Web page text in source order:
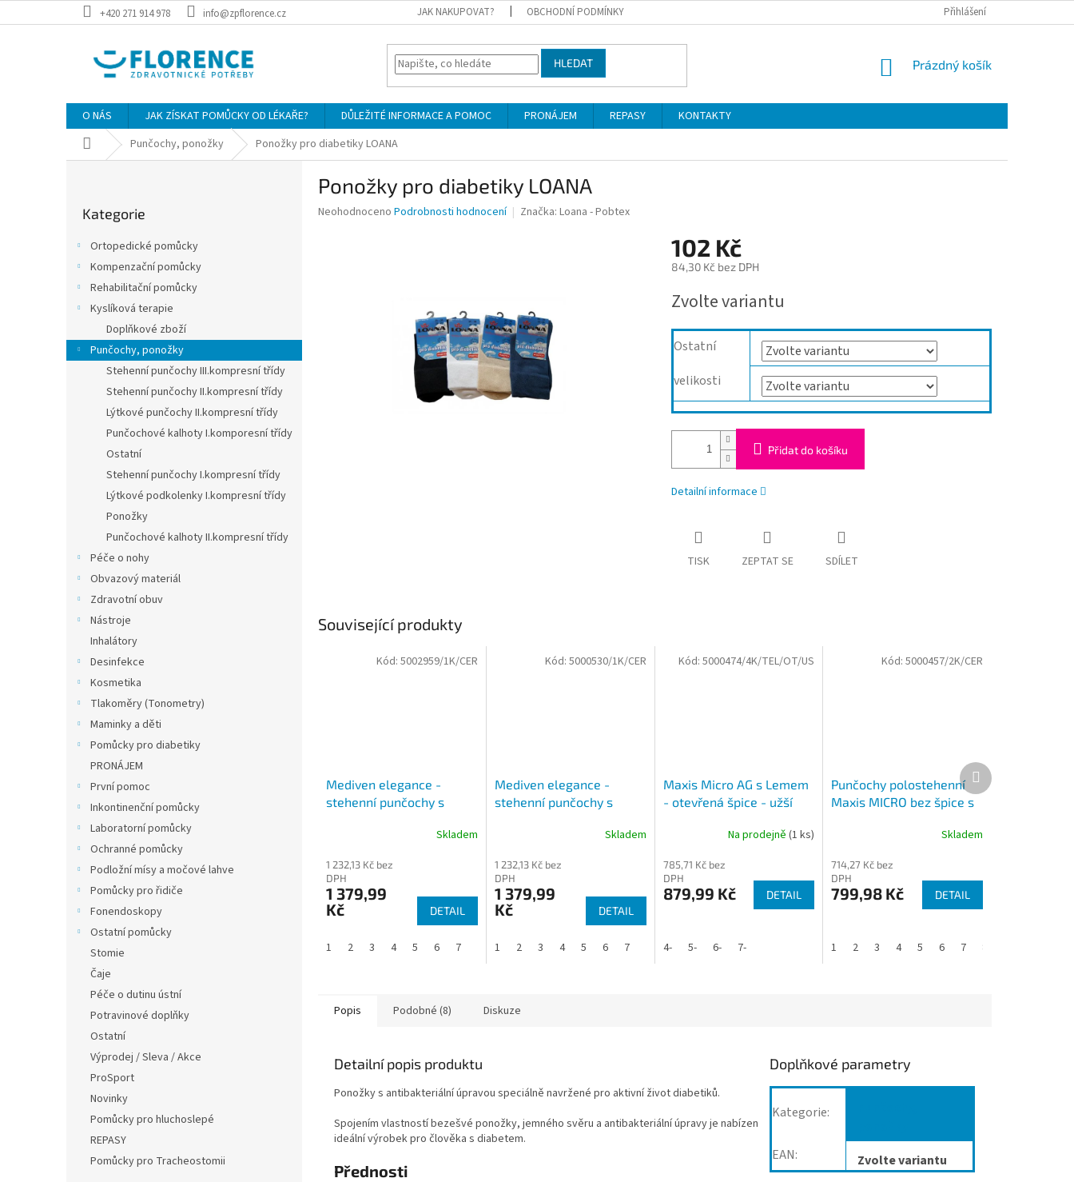
na
+420 271 914 978 info@zpflorence.cz JAK NAKUPOVAT? OBCHODNÍ PODMÍNKY Přihlášení
HLEDAT
NÁKUPNÍ
Prázdný košík
O NÁS JAK ZÍSKAT POMŮCKY OD LÉKAŘE? DŮLEŽITÉ INFORMACE A POMOC PRONÁJEM REPASY
KONTAKTY
Domů Punčochy, ponožky Ponožky pro diabetiky LOANA
a
n
kategorie
Kategorie
Ortopedické pomůcky
Kompenzační pomůcky
Rehabilitační pomůcky
Kyslíková terapie
Doplňkové zboží
Punčochy, ponožky
Stehenní punčochy III.kompresní třídy
Stehenní punčochy II.kompresní třídy
Lýtkové punčochy II.kompresní třídy
Punčochové kalhoty I.komporesní třídy
Ostatní
Stehenní punčochy I.kompresní třídy
Lýtkové podkolenky I.kompresní třídy
Ponožky
Punčochové kalhoty II.kompresní třídy
Péče o nohy
Obvazový materiál
Zdravotní obuv
Nástroje
Inhalátory
Desinfekce
Kosmetika
Tlakoměry (Tonometry)
Maminky a děti
Pomůcky pro diabetiky
PRONÁJEM
První pomoc
Inkontinenční pomůcky
Laboratorní pomůcky
Ochranné pomůcky
Podložní mísy a močové lahve
Pomůcky pro řidiče
Fonendoskopy
Ostatní pomůcky
Stomie
Čaje
Péče o dutinu ústní
Potravinové doplňky
Ostatní
Výprodej / Sleva / Akce
ProSport
Novinky
Pomůcky pro hluchoslepé
REPASY
Pomůcky pro Tracheostomii
Ponožky pro diabetiky LOANA
Průměrné
Neohodnoceno Podrobnosti hodnocení Značka: Loana - Pobtex
102 Kč
84,30 Kč bez DPH
cena:
Zvolte variantu
Ostatní
velikosti
Přidat do košíku
Detailní informace
TISK ZEPTAT SE SDÍLET
Související produkty
Mediven elegance -
stehenní punčochy s
Skladem
1 232,13 Kč bez
DPH
1 379,99
Kč
DETAIL
1 2 3 4 5 6 7
Kód: 5002959/1K/CER
Mediven elegance -
stehenní punčochy s
Skladem
1 232,13 Kč bez
DPH
1 379,99
Kč
DETAIL
1 2 3 4 5 6 7
Kód: 5000530/1K/CER
Maxis Micro AG s Lemem
- otevřená špice - užší
Na prodejně(1 ks)
785,71 Kč bez
DPH
879,99 Kč DETAIL
4- 5- 6- 7-
Kód:5000474/4K/TEL/OT/US
Punčochy polostehenní
Maxis MICRO bez špice s
Skladem
714,27 Kč bez
DPH
799,98 Kč DETAIL
1 2 3 4 5 6 7 8
Kód: 5000457/2K/CER
Další
produkt
Popis Podobné (8) Diskuze
Detailní popis produktu
Ponožky s antibakteriální úpravou speciálně navržené pro aktivní život diabetiků.
Spojením vlastností bezešvé ponožky, jemného svěru a antibakteriální úpravy je nabízen
ideální výrobek pro člověka s diabetem.
Přednosti
Doplňkové parametry
Kategorie:
EAN: Zvolte variantu